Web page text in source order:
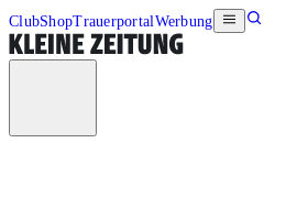
ClubShopTrauerportalWerbung